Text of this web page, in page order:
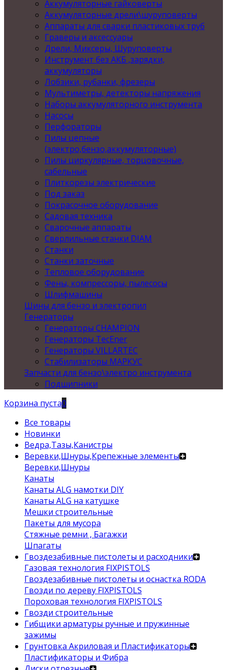
Аккумуляторные гайковерты
Аккумуляторные дрели\шуруповерты
Аппараты для сварки пластиковых труб
Граверы и аксессуары
Дрели, Миксеры, Шуруповерты
Инструмент без АКБ ,зарядки,
аккумуляторы
Лобзики, рубанки, фрезеры
Мультиметры, детекторы напряжения
Наборы аккумуляторного инструмента
Насосы
Перфораторы
Пилы цепные
(электро,бензо,аккумуляторные)
Пилы циркулярные, торцовочные,
сабельные
Плиткорезы электрические
Под заказ
Покрасочное оборудование
Садовая техника
Сварочные аппараты
Сверлильные станки DIAM
Станки
Станки заточные
Тепловое оборудование
Фены, компрессоры, пылесосы
Шлифмашины
Шины для бензо и электропил
Генераторы
Генераторы CHAMPION
Генераторы TecEner
Генераторы VILLARTEC
Стабилизаторы МАРКУС
Запчасти для бензо\электро инструмента
Подшипники
Корзина пуста0
Все товары
Новинки
Ведра,Тазы,Канистры
Веревки,Шнуры,Крепежные элементы
Веревки,Шнуры
Канаты
Канаты ALG намотки DIY
Канаты ALG на катушке
Мешки строительные
Пакеты для мусора
Стяжные ремни , Багажки
Шпагаты
Гвоздезабивные пистолеты и расходники
Газовая технология FIXPISTOLS
Гвоздезабивные пистолеты и оснастка RODA
Гвозди по дереву FIXPISTOLS
Пороховая технология FIXPISTOLS
Гвозди строительные
Гибщики арматуры ручные и пружинные
зажимы
Грунтовка Акриловая и Пластификаторы
Пластификаторы и Фибра